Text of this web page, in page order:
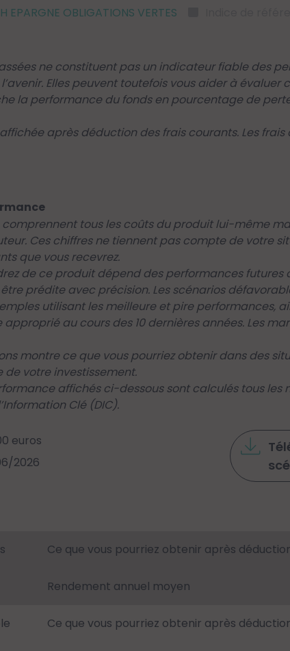
EPARGNE OBLIGATIONS VERTES
ne constituent pas un indicateur fiable des
Elles peuvent toutefois vous aider à
la performance du fonds en pourcentage de
après déduction des frais courants. Les frais
comprennent tous les coûts du produit lui-même
Ces chiffres ne tiennent pas compte de votre
que vous recevrez.
de ce produit dépend des performances futures
prédite avec précision. Les scénarios
utilisant les meilleure et pire performances,
approprié au cours des 10 dernières années. Les
montre ce que vous pourriez obtenir dans des
de votre investissement.
affichés ci-dessous sont calculés tous
Clé (DIC).
euros
2026
Ce que vous pourriez obtenir après
Rendement annuel moyen
Ce que vous pourriez obtenir après